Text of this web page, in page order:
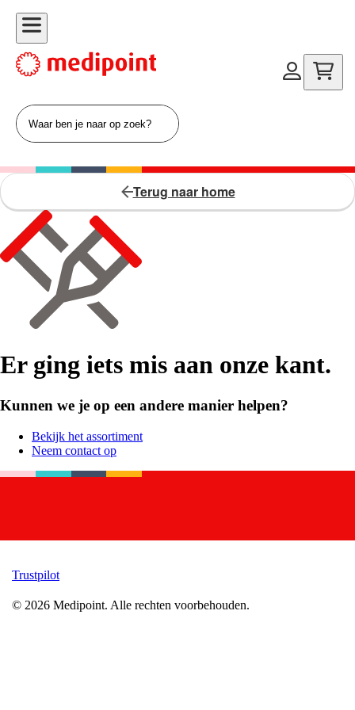
Terug naar home
Er ging iets mis aan onze kant.
Kunnen we je op een andere manier helpen?
Bekijk het assortiment
Neem contact op
Trustpilot
© 2026 Medipoint. Alle rechten voorbehouden.